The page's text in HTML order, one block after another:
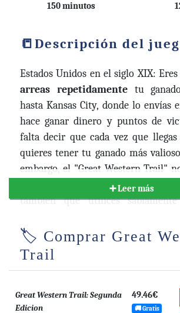
150 minutos
Descripción del
Estados Unidos en el siglo XIX:
arreas repetidamentetu ganado
hasta Kansas City, donde lo envías
hace ganar dinero y puntos de
falta decir que cada vez que llegas
quieres tener tu ganado más
embargo, el "Great Western Trail"
que mantengas tu rebaño en
también que utilices
una buenaidea contratar
vaqueros para mejorar tu rebaño,
➕ Leer más
🏷️ Comprar Great
Trail
Great Western Trail: Segunda
Edicion
49.46€
🚚 Gratis